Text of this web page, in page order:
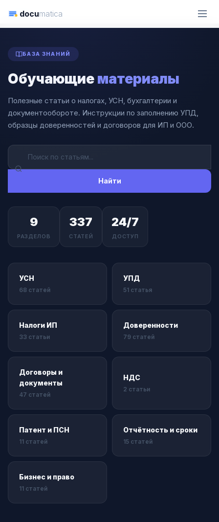
documatica
ГЛАВНАЯ СТАТЬИ
БАЗА ЗНАНИЙ
Обучающие материалы
Полезные статьи о налогах, УСН, бухгалтерии и
документообороте. Инструкции по заполнению УПД,
образцы доверенностей и договоров для ИП и ООО.
Найти
9
РАЗДЕЛОВ
337
СТАТЕЙ
24/7
ДОСТУП
УСН
68 статей
УПД
51 статья
Налоги ИП
33 статьи
Доверенности
79 статей
Договоры и
документы
47 статей
НДС
2 статьи
Патент и ПСН
11 статей
Отчётность и сроки
15 статей
Бизнес и право
11 статей